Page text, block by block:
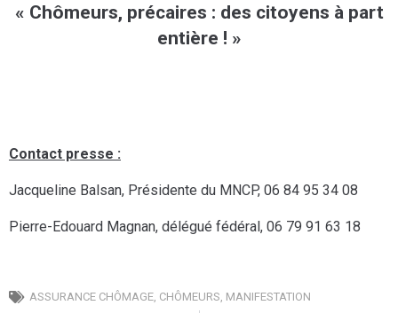
« Chômeurs, précaires : des citoyens à part
entière ! »
Contact presse :
Jacqueline Balsan, Présidente du MNCP, 06 84 95 34 08
Pierre-Edouard Magnan, délégué fédéral, 06 79 91 63 18
ASSURANCE CHÔMAGE, CHÔMEURS, MANIFESTATION